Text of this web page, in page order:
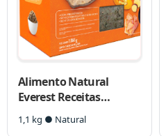
Alimento Natural
Everest Receitas
Naturais Frango para
Cães Filhotes
1,1 kg ● Natural